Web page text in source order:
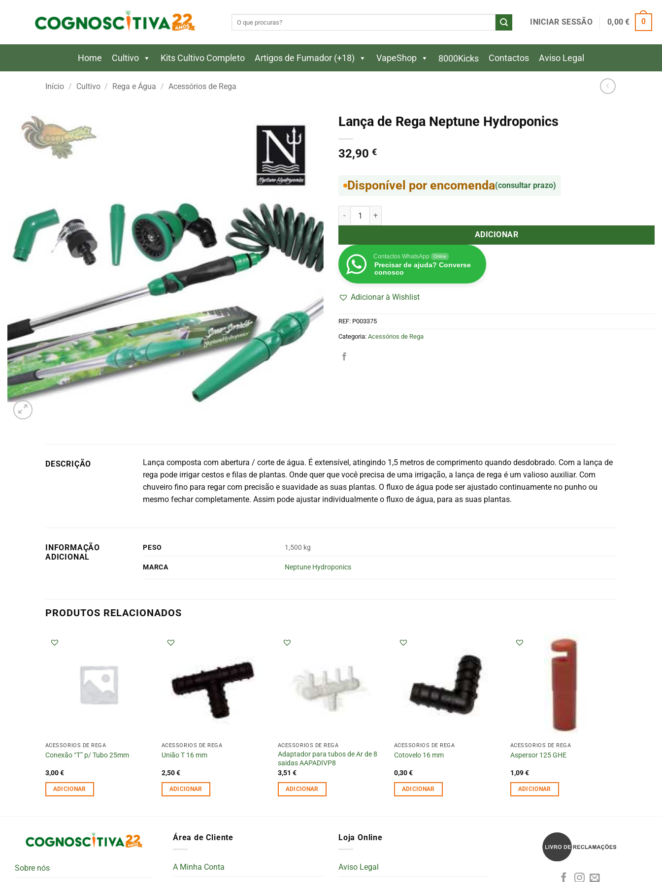
INICIAR SESSÃO 0,00€ 0
Home Cultivo Kits Cultivo Completo Artigos de Fumador (+18) VapeShop 8000Kicks Contactos Aviso Legal
Início / Cultivo / Rega e Água / Acessórios de Rega
Lança de Rega Neptune Hydroponics
32,90 €
Disponível por encomenda(consultar prazo)
Quantidade de Lança de Rega Neptune Hydroponics
ADICIONAR
Contactos WhatsApp Online
Precisar de ajuda? Converse
conosco
Adicionar à Wishlist
REF: P003375
Categoria: Acessórios de Rega
DESCRIÇÃO
Lança composta com abertura / corte de água. É extensível, atingindo 1,5 metros de comprimento quando desdobrado. Com a lança de
rega pode irrigar cestos e filas de plantas. Onde quer que você precisa de uma irrigação, a lança de rega é um valioso auxiliar. Com
chuveiro fino para regar com precisão e suavidade as suas plantas. O fluxo de água pode ser ajustado continuamente no punho ou
mesmo fechar completamente. Assim pode ajustar individualmente o fluxo de água, para as suas plantas.
INFORMAÇÃO
ADICIONAL
PESO 1,500 kg
MARCA Neptune Hydroponics
PRODUTOS RELACIONADOS
ACESSÓRIOS DE REGA
Conexão “T” p/ Tubo 25mm
3,00€
ADICIONAR
ACESSÓRIOS DE REGA
União T 16 mm
2,50€
ADICIONAR
ACESSÓRIOS DE REGA
Adaptador para tubos de Ar de 8
saidas AAPADIVP8
3,51 €
ADICIONAR
ACESSÓRIOS DE REGA
Cotovelo 16 mm
0,30€
ADICIONAR
ACESSÓRIOS DE REGA
Aspersor 125 GHE
1,09€
ADICIONAR
Sobre nós
Área de Cliente
A Minha Conta
Loja Online
Aviso Legal